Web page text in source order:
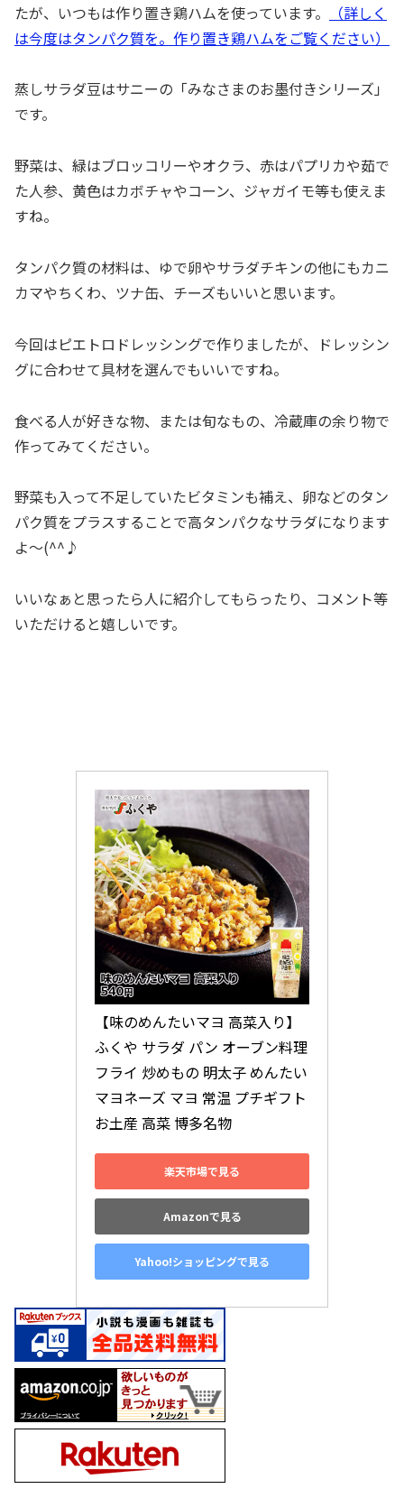
たが、いつもは作り置き鶏ハムを使っています。
（詳しく
は今度はタンパク質を。作り置き鶏ハムをご覧ください）
蒸しサラダ豆はサニーの「みなさまのお墨付きシリーズ」
です。
野菜は、緑はブロッコリーやオクラ、赤はパプリカや茹で
た人参、黄色はカボチャやコーン、ジャガイモ等も使えま
すね。
タンパク質の材料は、ゆで卵やサラダチキンの他にもカニ
カマやちくわ、ツナ缶、チーズもいいと思います。
今回はピエトロドレッシングで作りましたが、ドレッシン
グに合わせて具材を選んでもいいですね。
食べる人が好きな物、または旬なもの、冷蔵庫の余り物で
作ってみてください。
野菜も入って不足していたビタミンも補え、卵などのタン
パク質をプラスすることで高タンパクなサラダになります
よ～(^^♪
いいなぁと思ったら人に紹介してもらったり、コメント等
いただけると嬉しいです。
【味のめんたいマヨ 高菜入り】
ふくや サラダ パン オーブン料理
フライ 炒めもの 明太子 めんたい
マヨネーズ マヨ 常温 プチギフト
お土産 高菜 博多名物
楽天市場で見る
Amazonで見る
Yahoo!ショッピングで見る